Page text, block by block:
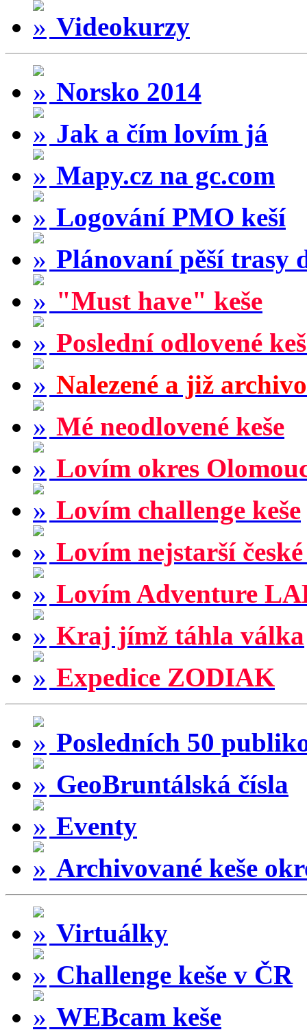
Videokurzy
Norsko 2014
Jak a čím lovím já
Mapy.cz na gc.com
Logování PMO keší
Plánovaní pěší trasy
"Must have" keše
Poslední odlovené
Nalezené a již
Mé neodlovené keše
Lovím okres
Lovím challenge keše
Lovím nejstarší české
Lovím Adventure
Kraj jímž táhla válka
Expedice ZODIAK
Posledních 50
GeoBruntálská čísla
Eventy
Archivované keše
Virtuálky
Challenge keše v ČR
WEBcam keše